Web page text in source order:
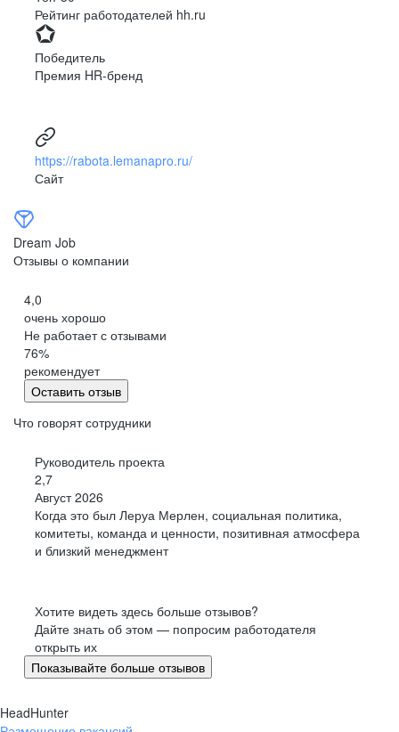
даём конструктивный фидбек, обмениваемся опытом в кросс-
продуктовых сообществах и проводим ретроспективы, чтобы
Архитектура
заботимся о чистоте API и используем модулярную
архитектуру — создаём
существовать отдельно друг от друга. Результат — команды
платформу.
Технологии
выбираем автотесты вместо ручного тестирования,
оптимизируем код под требования InnerSource и пробуем
новые технологии — предложить исследование может любой
сотрудник или команда.
Узнать больше о нашей инженерной культуре и стеке
технологий
УЗНАТЬ
как строим технологичную компанию-платформу
и делимся экспертизой
для развития компании.
на окружающую среду.
Рейтинг работодателей hh.ru
Победитель
Премия HR-бренд
https://rabota.lemanapro.ru/
Сайт
Dream Job
Отзывы о компании
4,0
очень хорошо
Не работает с отзывами
76%
рекомендует
Оставить отзыв
Что говорят сотрудники
Руководитель проекта
2,7
Август 2026
Когда это был Леруа Мерлен, социальная политика,
комитеты, команда и ценности, позитивная атмосфера
и близкий менеджмент
Хотите видеть здесь больше отзывов?
Дайте знать об этом — попросим работодателя
открыть их
Показывайте больше отзывов
HeadHunter